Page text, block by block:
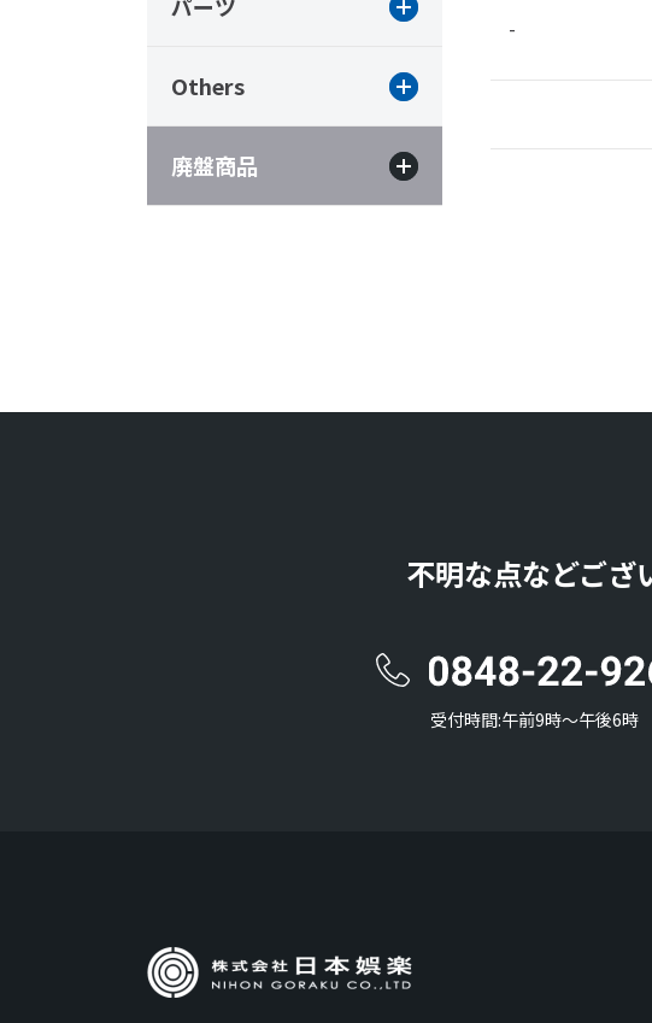
-
Others
廃盤商品
不明な点などござ
受付時間:午前9時〜午後6時